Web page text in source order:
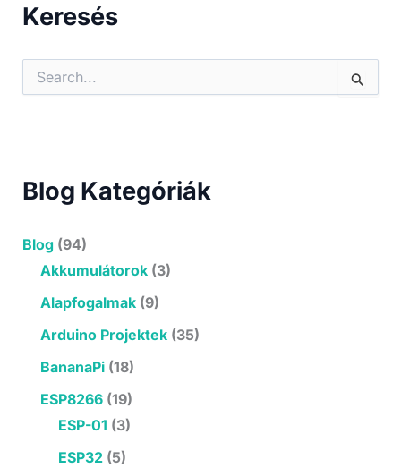
Keresés
o
Blog Kategóriák
Blog(94)
Akkumulátorok(3)
Alapfogalmak(9)
Arduino Projektek(35)
BananaPi(18)
ESP8266(19)
ESP-01 (3)
ESP32(5)